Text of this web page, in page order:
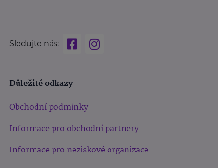
Sledujte nás:
Důležité odkazy
Obchodní podmínky
Informace pro obchodní partnery
Informace pro neziskové organizace